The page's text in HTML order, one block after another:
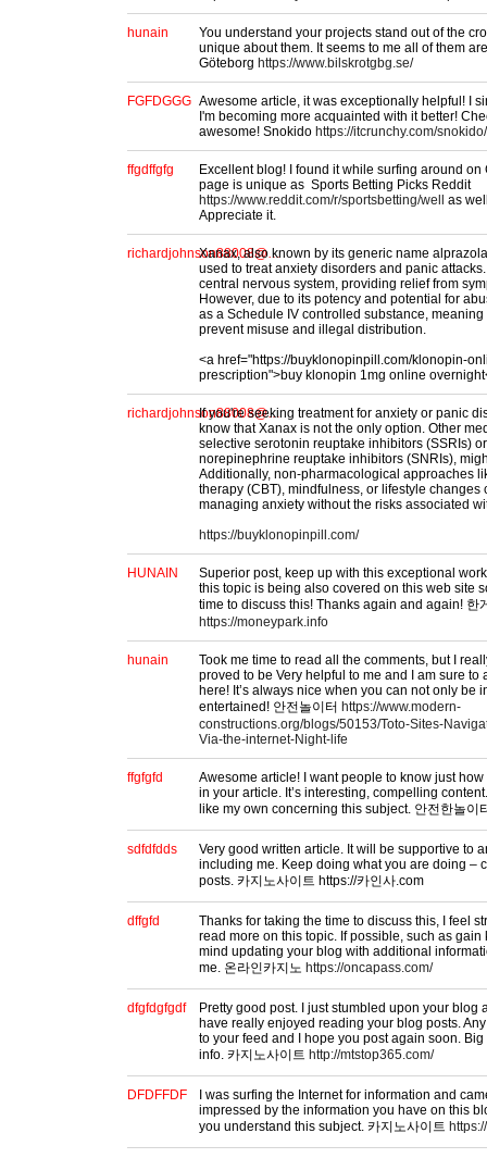
hunain
You understand your projects stand out of the
unique about them. It seems to me all of them
Göteborg https://www.bilskrotgbg.se/
FGFDGGG Awesome article, it was exceptionally helpful! I
I'm becoming more acquainted with it better!
awesome! Snokido https://itcrunchy.com/snokido/
ffgdffgfg
Excellent blog! I found it while surfing around on
page is unique as Sports Betting Picks Reddit
https://www.reddit.com/r/sportsbetting/well
as
Appreciate it.
richardjohnson88008@…
Xanax, also known by its generic name
used to treat anxiety disorders and panic
central nervous system, providing relief from
However, due to its potency and potential for
as a Schedule IV controlled substance,
prevent misuse and illegal distribution.
<a href="https://buyklonopinpill.com/klonopin-
prescription">buy klonopin 1mg online
richardjohnson88008@…
If you're seeking treatment for anxiety or panic
know that Xanax is not the only option. Other
selective serotonin reuptake inhibitors (SSRIs)
norepinephrine reuptake inhibitors (SNRIs),
Additionally, non-pharmacological approaches
therapy (CBT), mindfulness, or lifestyle changes
managing anxiety without the risks associated
https://buyklonopinpill.com/
HUNAIN
Superior post, keep up with this exceptional
this topic is being also covered on this web site
time to discuss this! Thanks again and again! 한
https://moneypark.info
hunain
Took me time to read all the comments, but I
proved to be Very helpful to me and I am sure to
here! It’s always nice when you can not only be
entertained! 안전놀이터 https://www.modern-
constructions.org/blogs/50153/Toto-Sites-
Via-the-internet-Night-life
ffgfgfd
Awesome article! I want people to know just
in your article. It’s interesting, compelling
like my own concerning this subject. 안전한놀이
sdfdfdds
Very good written article. It will be supportive to
including me. Keep doing what you are doing –
posts. 카지노사이트 https://카인사.com
dffgfd
Thanks for taking the time to discuss this, I feel
read more on this topic. If possible, such as
mind updating your blog with additional
me. 온라인카지노 https://oncapass.com/
dfgfdgfgdf
Pretty good post. I just stumbled upon your blog
have really enjoyed reading your blog posts.
to your feed and I hope you post again soon.
info. 카지노사이트 http://mtstop365.com/
DFDFFDF
I was surfing the Internet for information and
impressed by the information you have on this
you understand this subject. 카지노사이트